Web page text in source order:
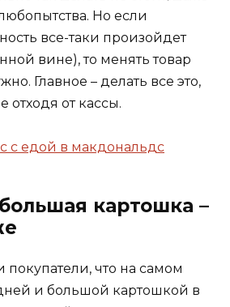
Но если
все-таки произойдет
вине), то менять товар
Главное – делать все это,
отходя от кассы.
картошка –
покупатели, что на самом
и большой картошкой в